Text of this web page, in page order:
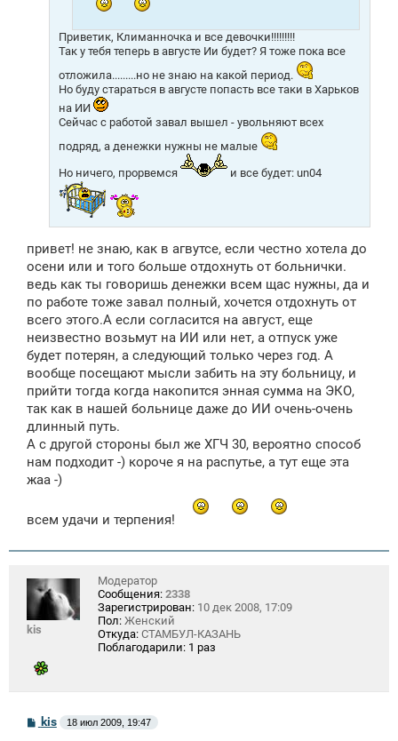
Приветик, Климанночка и все девочки!!!!!!!!!
Так у тебя теперь в августе Ии будет? Я тоже пока все
отложила.........но не знаю на какой период.
Но буду стараться в августе попасть все таки в Харьков
на ИИ
Сейчас с работой завал вышел - увольняют всех
подряд, а денежки нужны не малые
Но ничего, прорвемся
и все будет: un04
привет! не знаю, как в агвутсе, если честно хотела до
осени или и того больше отдохнуть от больнички.
ведь как ты говоришь денежки всем щас нужны, да и
по работе тоже завал полный, хочется отдохнуть от
всего этого.А если согласится на август, еще
неизвестно возьмут на ИИ или нет, а отпуск уже
будет потерян, а следующий только через год. А
вообще посещают мысли забить на эту больницу, и
прийти тогда когда накопится энная сумма на ЭКО,
так как в нашей больнице даже до ИИ очень-очень
длинный путь.
А с другой стороны был же ХГЧ 30, вероятно способ
нам подходит -) короче я на распутье, а тут еще эта
жаа -)
всем удачи и терпения!
kis
Модератор
Сообщения: 2338
Зарегистрирован: 10 дек 2008, 17:09
Пол: Женский
Откуда: СТАМБУЛ-КАЗАНЬ
Поблагодарили: 1 раз
Сkis 18 июл 2009, 19:47